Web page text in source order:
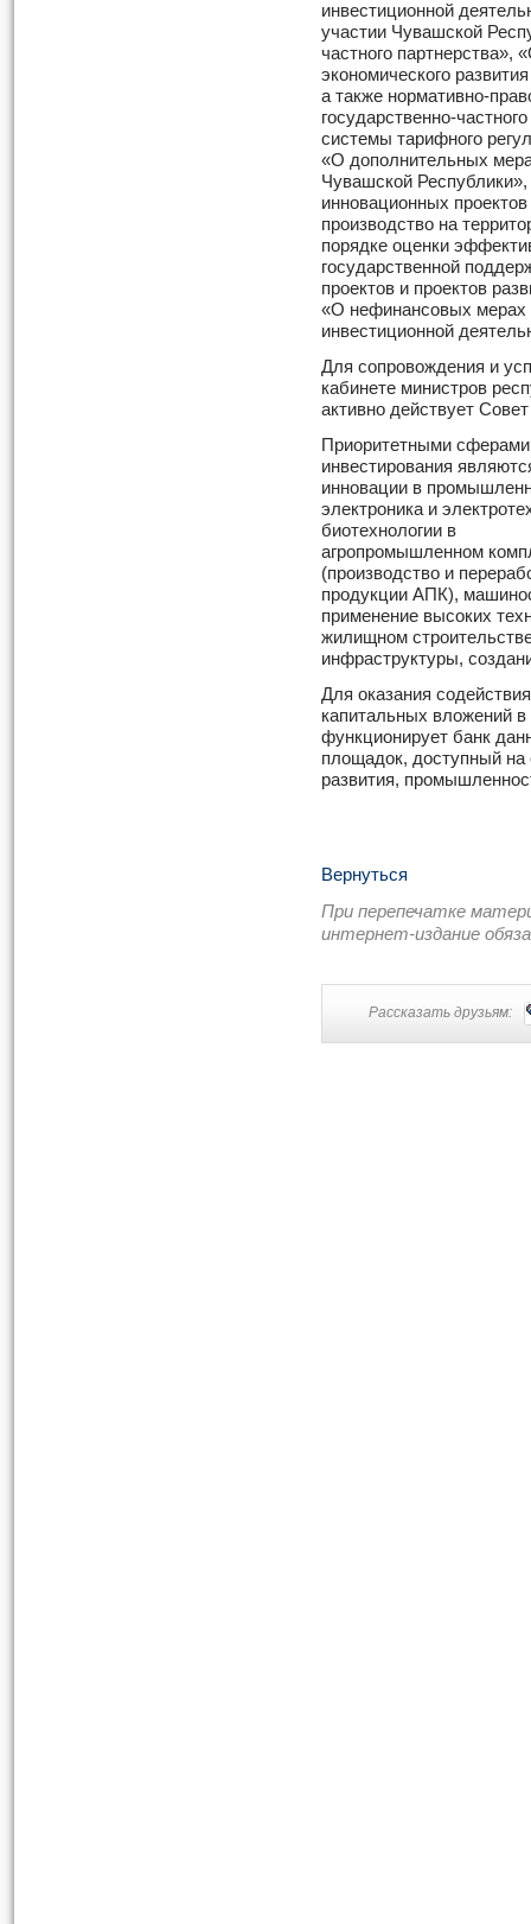
инвестиционной
участии Чувашской
частного партнерства»,
экономического
а также нормативно-
государственно-
системы тарифного
«О дополнительных
Чувашской
инновационных
производство на
порядке оценки
государственной
проектов и проектов
«О нефинансовых мерах
инвестиционной
Для сопровождения и
кабинете министров
активно действует
Приоритетными
инвестирования
инновации в
электроника и
биотехнологии в
агропромышленном
(производство и
продукции АПК),
применение высоких
жилищном
инфраструктуры,
Для оказания
капитальных вложений
функционирует банк
площадок, доступный на
развития,
Вернуться
При перепечатке
интернет-издание
Рассказать друзьям: